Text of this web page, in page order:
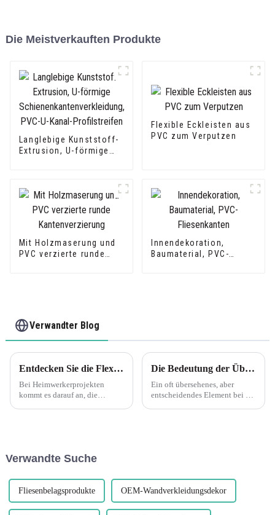
Die Meistverkauften Produkte
Langlebige Kunststoff-
Extrusion, U-förmige
Flexible Eckleisten aus
PVC zum Verputzen
Mit Holzmaserung und
PVC verzierte runde
Innendekoration,
Baumaterial, PVC-
Verwandter Blog
Entdecken Sie die Flexibilität der flexiblen L-förmigen Eckkantenverkleidung aus PVC mit Holzmaserung von Leguwe
Bei Heimwerkerprojekten
kommt es darauf an, die
gewonnen hat, ist PVC...
Die Bedeutung der Übergangsstreifenprofile für PVC-Bodenbeläge von Leguwe verstehen
Ein oft übersehenes, aber
entscheidendes Element bei der
Verwandte Suche
Fliesenbelagsprodukte OEM-Wandverkleidungsdekor